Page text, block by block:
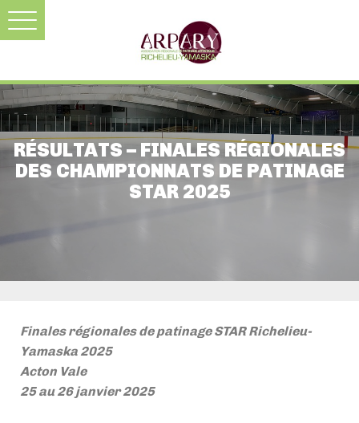
RÉSULTATS – FINALES RÉGIONALES
DES CHAMPIONNATS DE PATINAGE
STAR 2025
Finales régionales de patinage STAR Richelieu-
Yamaska 2025
Acton Vale
25 au 26 janvier 2025